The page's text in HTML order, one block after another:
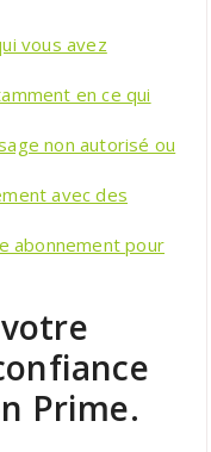
vous avez
en ce qui
non autorisé ou
avec des
abonnement pour
Prime.